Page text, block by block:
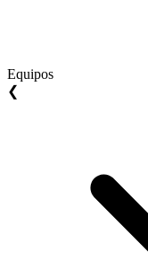
Equipos
❮